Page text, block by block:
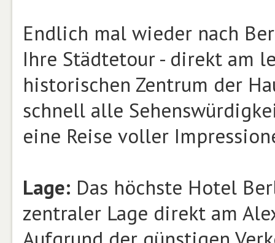
Endlich mal wieder nach
Ihre Städtetour - direkt am
historischen Zentrum der
schnell alle
eine Reise voller
Lage: Das höchste Hotel
zentraler Lage direkt am